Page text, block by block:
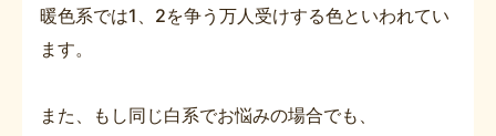
暖色系では1、2を争う万人受けする色といわれてい
ます。
また、もし同じ白系でお悩みの場合でも、